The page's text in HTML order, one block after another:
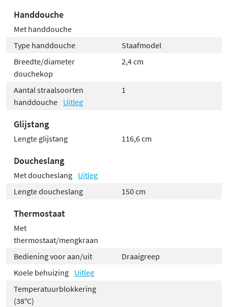
Handdouche
Met handdouche
Type handdouche
Staafmodel
Breedte/diameter
douchekop
2,4 cm
Aantal straalsoorten
handdouche Uitleg
1
Glijstang
Lengte glijstang 116,6 cm
Doucheslang
Met doucheslang Uitleg
Lengte doucheslang
150 cm
Thermostaat
Met
thermostaat/mengkraan
Bediening voor aan/uit
Draaigreep
Koele behuizing Uitleg
Temperatuurblokkering
(38°C)